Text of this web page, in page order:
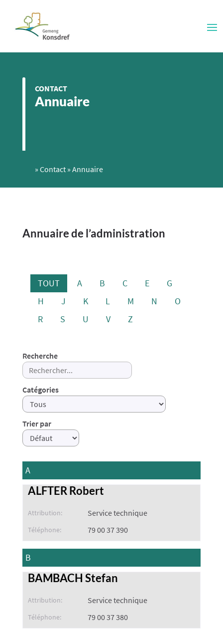
CONTACT
Annuaire
» Contact » Annuaire
Annuaire de l’administration
TOUT A B C E
G
H
J K L M N
O
R
S U V Z
Recherche
Catégories
Trier par
A
ALFTER Robert
Attribution: Service technique
Téléphone: 79 00 37 390
B
BAMBACH Stefan
Attribution: Service technique
Téléphone: 79 00 37 380